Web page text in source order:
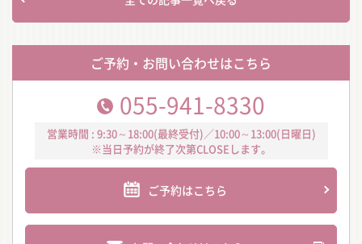
ご予約・お問い合わせはこちら
055-941-8330
営業時間 : 9:30～18:00(最終受付)／10:00～13:00(日曜日)
※当日予約が終了次第CLOSEします。
ご予約はこちら